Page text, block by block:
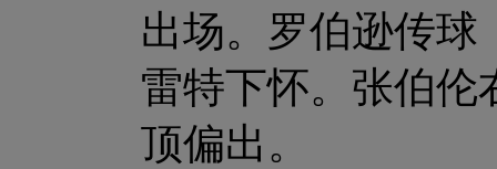
出场。罗伯逊传球
雷特下怀。张伯伦
顶偏出。